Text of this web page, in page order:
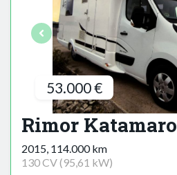
53.000 €
Rimor Katamaro
2015, 114.000 km
130 CV (95,61 kW)